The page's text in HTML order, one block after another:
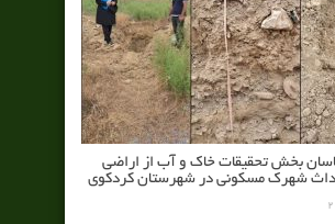
بخش تحقیقات خاک و آب از اراضی
شهرک مسکونی در شهرستان کردکوی